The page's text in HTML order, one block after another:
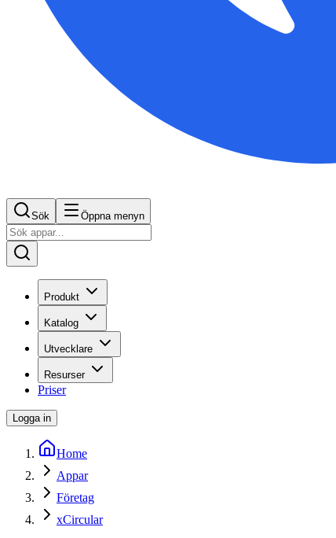
Sök Öppna menyn
Produkt
Katalog
Utvecklare
Resurser
Priser
Logga in
Home
Appar
Företag
xCircular